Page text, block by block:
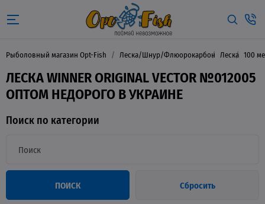
Рыболовный магазин Opt-Fish Леска/Шнур/Флюорокарбон Леска 100
ЛЕСКА WINNER ORIGINAL VECTOR №012005
ОПТОМ НЕДОРОГО В УКРАИНЕ
Поиск по категории
ПОИСК Сбросить